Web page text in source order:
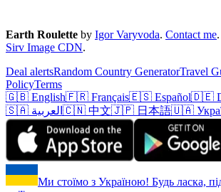
Earth Roulette by Igor Varyvoda. Contact me.
Sirv Image CDN.
Deal alertsRandom Country GeneratorTravel
PolicyTerms
🇬🇧 English🇫🇷 Français🇪🇸 Español🇩🇪
🇸🇦 العربية 🇨🇳 中文🇯🇵 日本語🇺🇦
Ми стоїмо з Україною! Будь ласка,